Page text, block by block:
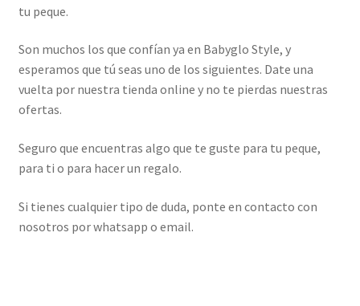
tu peque.
Son muchos los que confían ya en Babyglo Style, y
esperamos que tú seas uno de los siguientes. Date una
vuelta por nuestra tienda online y no te pierdas nuestras
ofertas.
Seguro que encuentras algo que te guste para tu peque,
para ti o para hacer un regalo.
Si tienes cualquier tipo de duda, ponte en contacto con
nosotros por whatsapp o email.